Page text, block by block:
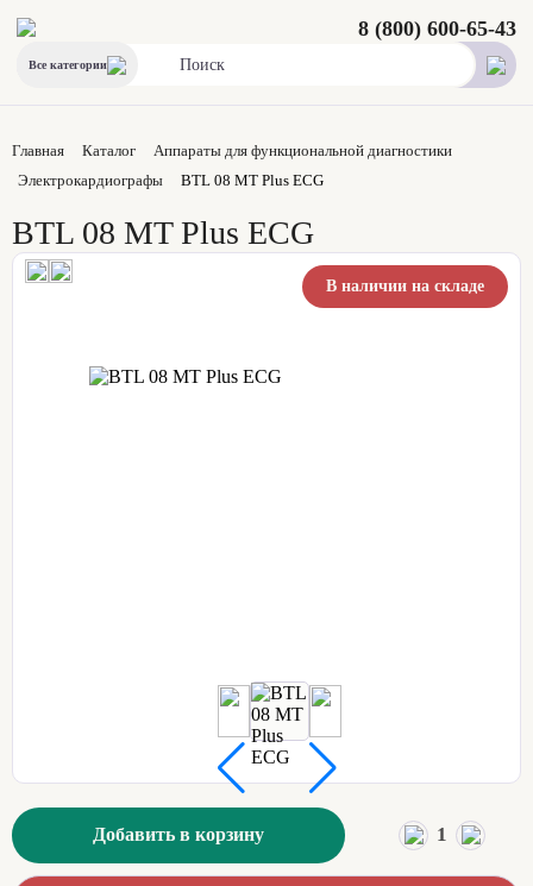
Все категории
8 (800) 600-65-43
Главная Каталог
Аппараты для функциональной диагностики
Электрокардиографы
BTL 08 MT Plus ECG
BTL 08 MT Plus ECG
В наличии на складе
Добавить в корзину 1